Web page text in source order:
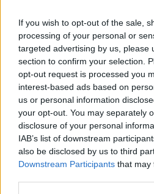
If you wish to opt-out of the sale,
processing of your personal or
targeted advertising by us, please
section to confirm your selection.
opt-out request is processed you
interest-based ads based on
us or personal information
your opt-out. You may separately
disclosure of your personal
IAB’s list of downstream
also be disclosed by us to third
Downstream Participants that may
Chcete dominantu
ktorá pritiahne pohľady?
Vyrobte si takéto masívne
orechové svietidlo
ZÁHRADA